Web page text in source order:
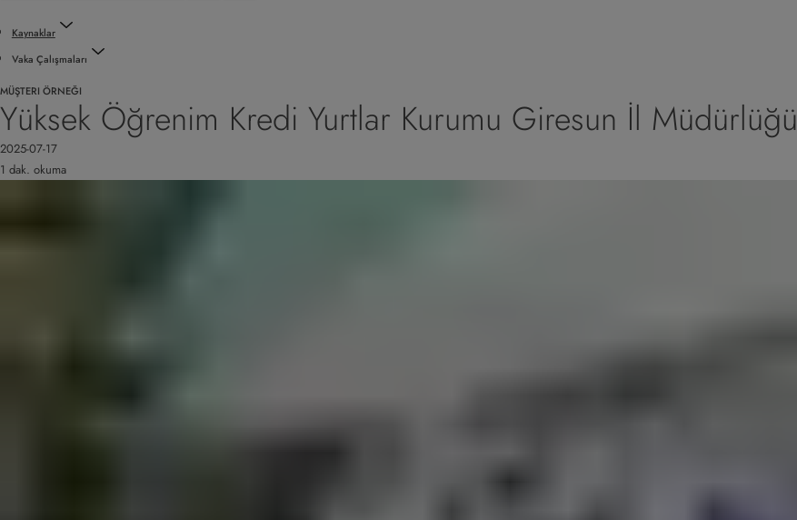
Kaynaklar
Vaka Çalışmaları
MÜŞTERI ÖRNEĞI
Yüksek Öğrenim Kredi Yurtlar Kurumu Giresun İl Müdürlüğü
2025-07-17
1 dak. okuma